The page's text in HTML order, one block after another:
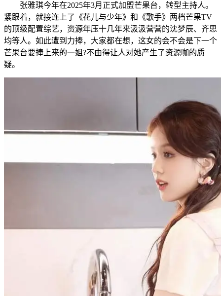
张雅琪今年在2025年3月正式加盟芒果台，转型主持人。
紧跟着，就接连上了《花儿与少年》和《歌手》两档芒果TV
的顶级配置综艺，资源年压十几年来汲汲营营的沈梦辰、齐思
均等人。如此遭到力捧，大家都在想，这女的会不会是下一个
芒果台要捧上来的一姐?不由得让人对她产生了资源咖的质
疑。